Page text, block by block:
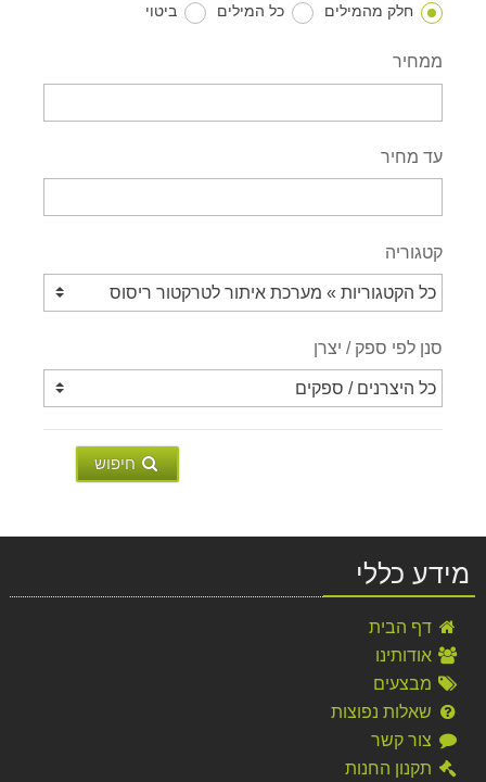
חלק מהמילים כל המילים ביטוי
ממחיר
עד מחיר
קטגוריה
סנן לפי ספק / יצרן
חיפוש
מידע כללי
דף הבית
אודותינו
מבצעים
שאלות נפוצות
צור קשר
תקנון החנות